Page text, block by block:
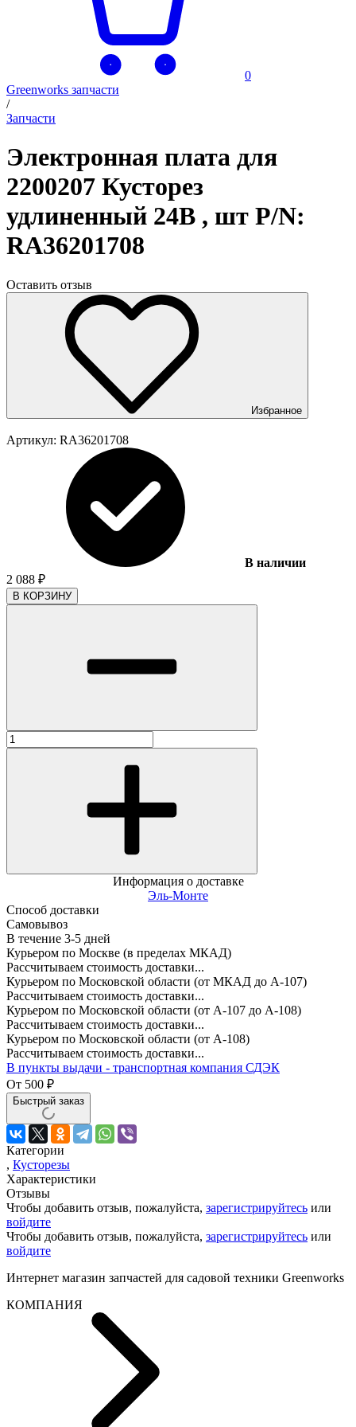
0
Greenworks запчасти
/
Запчасти
Электронная плата для
2200207 Кусторез
удлиненный 24В , шт P/N:
RA36201708
Оставить отзыв
Избранное
Артикул: RA36201708
В наличии
2 088 ₽
В КОРЗИНУ
Информация о доставке
Эль-Монте
Способ доставки
Самовывоз
В течение 3-5 дней
Курьером по Москве (в пределах МКАД)
Рассчитываем стоимость доставки...
Курьером по Московской области (от МКАД до А-107)
Рассчитываем стоимость доставки...
Курьером по Московской области (от А-107 до А-108)
Рассчитываем стоимость доставки...
Курьером по Московской области (от А-108)
Рассчитываем стоимость доставки...
В пункты выдачи - транспортная компания СДЭК
От 500 ₽
Быстрый заказ
Категории
, Кусторезы
Характеристики
Отзывы
Чтобы добавить отзыв, пожалуйста, зарегистрируйтесь или
войдите
Чтобы добавить отзыв, пожалуйста, зарегистрируйтесь или
войдите
Интернет магазин запчастей для садовой техники Greenworks
КОМПАНИЯ